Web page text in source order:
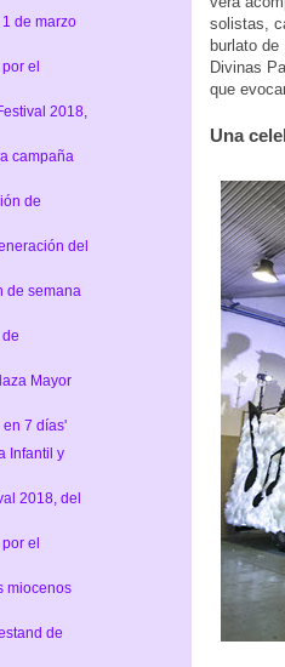
solistas,
burlato
Divinas
que
Una
1 de marzo
el
2018,
campaña
de
del
de semana
Mayor
en 7 días'
Infantil y
2018, del
el
miocenos
de